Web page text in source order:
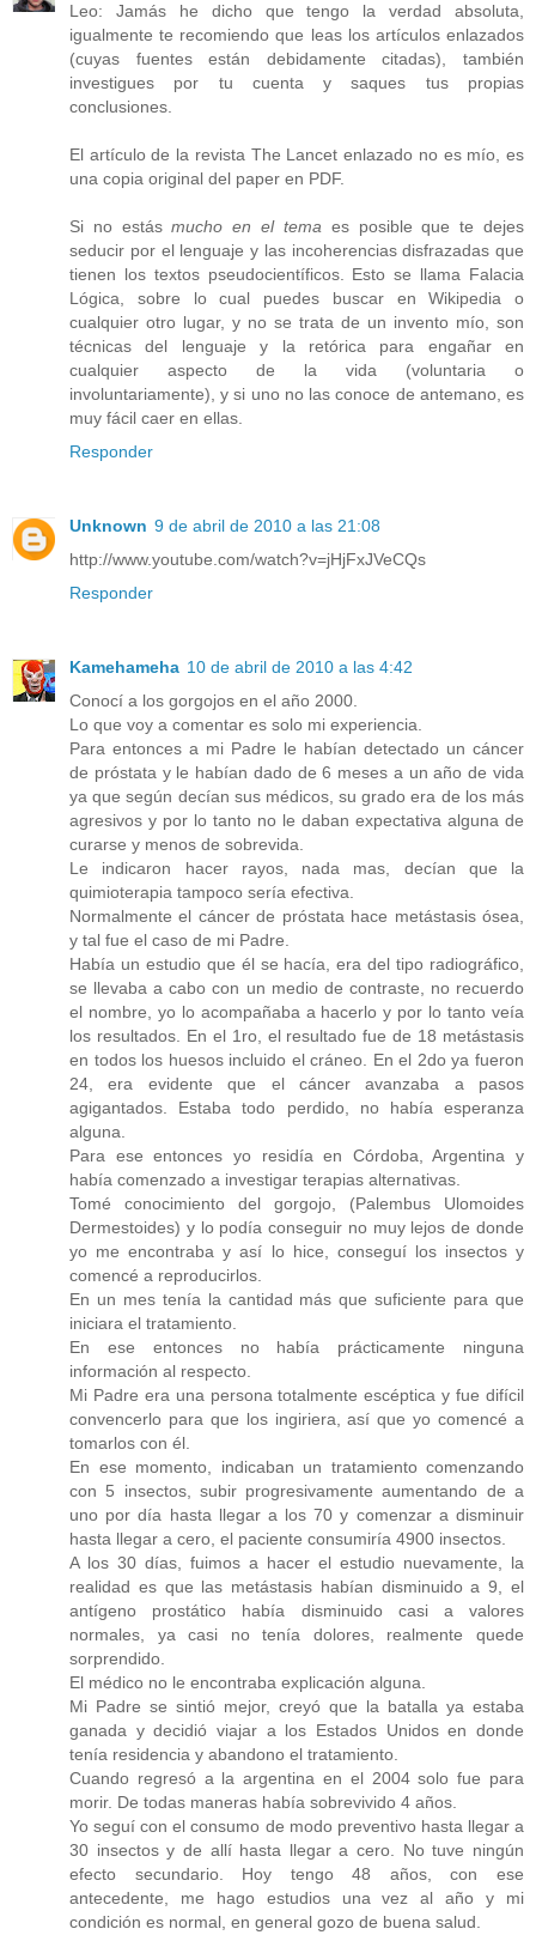
Leo: Jamás he dicho que tengo la verdad absoluta,
igualmente te recomiendo que leas los artículos enlazados
(cuyas fuentes están debidamente citadas), también
investigues por tu cuenta y saques tus propias
conclusiones.
El artículo de la revista The Lancet enlazado no es mío, es
una copia original del paper en PDF.
Si no estásmucho en el temaes posible que te dejes
seducir por el lenguaje y las incoherencias disfrazadas que
tienen los textos pseudocientíficos. Esto se llama Falacia
Lógica, sobre lo cual puedes buscar en Wikipedia o
cualquier otro lugar, y no se trata de un invento mío, son
técnicas del lenguaje y la retórica para engañar en
cualquier aspecto de la vida (voluntaria o
involuntariamente), y si uno no las conoce de antemano, es
muy fácil caer en ellas.
Responder
Unknown 9 de abril de 2010 a las 21:08
http://www.youtube.com/watch?v=jHjFxJVeCQs
Responder
Kamehameha 10 de abril de 2010 a las 4:42
Conocí a los gorgojos en el año 2000.
Lo que voy a comentar es solo mi experiencia.
Para entonces a mi Padre le habían detectado un cáncer
de próstata y le habían dado de 6 meses a un año de vida
ya que según decían sus médicos, su grado era de los más
agresivos y por lo tanto no le daban expectativa alguna de
curarse y menos de sobrevida.
Le indicaron hacer rayos, nada mas, decían que la
quimioterapia tampoco sería efectiva.
Normalmente el cáncer de próstata hace metástasis ósea,
y tal fue el caso de mi Padre.
Había un estudio que él se hacía, era del tipo radiográfico,
se llevaba a cabo con un medio de contraste, no recuerdo
el nombre, yo lo acompañaba a hacerlo y por lo tanto veía
los resultados. En el 1ro, el resultado fue de 18 metástasis
en todos los huesos incluido el cráneo. En el 2do ya fueron
24, era evidente que el cáncer avanzaba a pasos
agigantados. Estaba todo perdido, no había esperanza
alguna.
Para ese entonces yo residía en Córdoba, Argentina y
había comenzado a investigar terapias alternativas.
Tomé conocimiento del gorgojo, (Palembus Ulomoides
Dermestoides) y lo podía conseguir no muy lejos de donde
yo me encontraba y así lo hice, conseguí los insectos y
comencé a reproducirlos.
En un mes tenía la cantidad más que suficiente para que
iniciara el tratamiento.
En ese entonces no había prácticamente ninguna
información al respecto.
Mi Padre era una persona totalmente escéptica y fue difícil
convencerlo para que los ingiriera, así que yo comencé a
tomarlos con él.
En ese momento, indicaban un tratamiento comenzando
con 5 insectos, subir progresivamente aumentando de a
uno por día hasta llegar a los 70 y comenzar a disminuir
hasta llegar a cero, el paciente consumiría 4900 insectos.
A los 30 días, fuimos a hacer el estudio nuevamente, la
realidad es que las metástasis habían disminuido a 9, el
antígeno prostático había disminuido casi a valores
normales, ya casi no tenía dolores, realmente quede
sorprendido.
El médico no le encontraba explicación alguna.
Mi Padre se sintió mejor, creyó que la batalla ya estaba
ganada y decidió viajar a los Estados Unidos en donde
tenía residencia y abandono el tratamiento.
Cuando regresó a la argentina en el 2004 solo fue para
morir. De todas maneras había sobrevivido 4 años.
Yo seguí con el consumo de modo preventivo hasta llegar a
30 insectos y de allí hasta llegar a cero. No tuve ningún
efecto secundario. Hoy tengo 48 años, con ese
antecedente, me hago estudios una vez al año y mi
condición es normal, en general gozo de buena salud.